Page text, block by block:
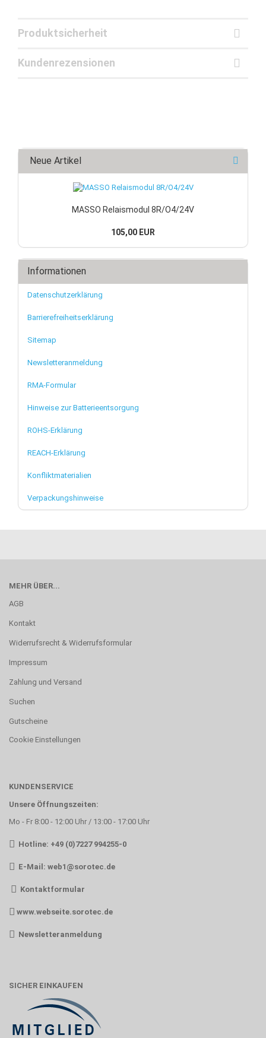
Produktsicherheit
Kundenrezensionen
Neue Artikel
MASSO Relaismodul 8R/O4/24V
105,00 EUR
Informationen
Datenschutzerklärung
Barrierefreiheitserklärung
Sitemap
Newsletteranmeldung
RMA-Formular
Hinweise zur Batterieentsorgung
ROHS-Erklärung
REACH-Erklärung
Konfliktmaterialien
Verpackungshinweise
MEHR ÜBER...
AGB
Kontakt
Widerrufsrecht & Widerrufsformular
Impressum
Zahlung und Versand
Suchen
Gutscheine
Cookie Einstellungen
KUNDENSERVICE
Unsere Öffnungszeiten:
Mo - Fr 8:00 - 12:00 Uhr / 13:00 - 17:00 Uhr
Hotline: +49 (0)7227 994255-0
E-Mail: web1@sorotec.de
Kontaktformular
www.webseite.sorotec.de
Newsletteranmeldung
SICHER EINKAUFEN